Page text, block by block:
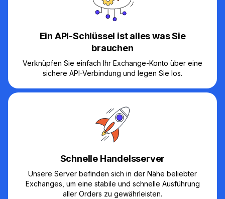
Ein API-Schlüssel ist alles was Sie
brauchen
Verknüpfen Sie einfach Ihr Exchange-Konto über eine
sichere API-Verbindung und legen Sie los.
Schnelle Handelsserver
Unsere Server befinden sich in der Nähe beliebter
Exchanges, um eine stabile und schnelle Ausführung
aller Orders zu gewährleisten.